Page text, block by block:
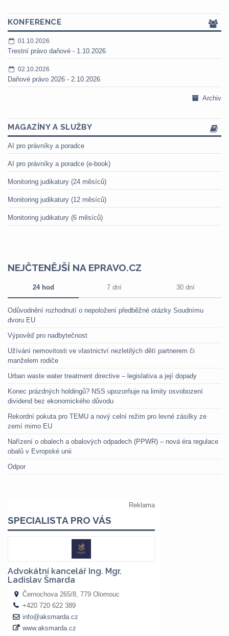
KONFERENCE
01.10.2026
Trestní právo daňové - 1.10.2026
02.10.2026
Daňové právo 2026 - 2.10.2026
Archiv
MAGAZÍNY A SLUŽBY
AI pro právníky a poradce
AI pro právníky a poradce (e-book)
Monitoring judikatury (24 měsíců)
Monitoring judikatury (12 měsíců)
Monitoring judikatury (6 měsíců)
NEJČTENĚJŠÍ NA EPRAVO.CZ
24 hod 7 dní 30 dní
Odůvodnění rozhodnutí o nepoložení předběžné otázky Soudnímu
dvoru EU
Výpověď pro nadbytečnost
Užívání nemovitosti ve vlastnictví nezletilých dětí partnerem či
manželem rodiče
Urban waste water treatment directive – legislativa a její dopady
Konec prázdných holdingů? NSS upozorňuje na limity osvobození
dividend bez ekonomického důvodu
Rekordní pokuta pro TEMU a nový celní režim pro levné zásilky ze
zemí mimo EU
Nařízení o obalech a obalových odpadech (PPWR) – nová éra regulace
obalů v Evropské unii
Odpor